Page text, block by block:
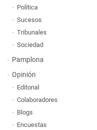
Política
Sucesos
Tribunales
Sociedad
Pamplona
Opinión
Editorial
Colaboradores
Blogs
Encuestas